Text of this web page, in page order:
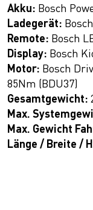
Akku: Bosch
Ladegerät:
Remote: Bosch
Display: Bosch
Motor: Bosch
85Nm (BDU37)
Gesamtgewicht:
Max.
Max. Gewicht
Länge / Breite /